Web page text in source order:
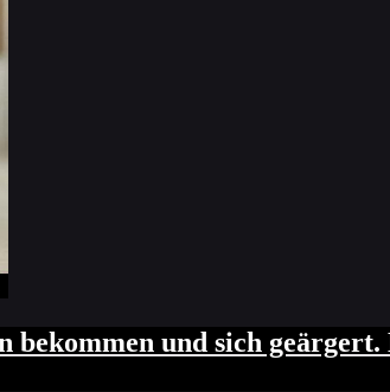
und sich geärgert.